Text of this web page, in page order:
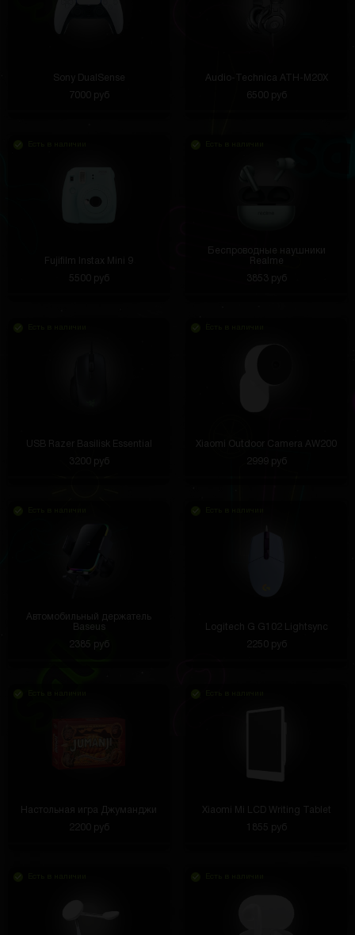
Sony DualSense
7000 руб
Audio-Technica ATH-M20X
6500 руб
Fujifilm Instax Mini 9
5500 руб
Беспроводные наушники
Realme
3853 руб
USB Razer Basilisk Essential
3200 руб
Xiaomi Outdoor Camera AW200
2999 руб
Автомобильный держатель
Baseus
2385 руб
Logitech G G102 Lightsync
2250 руб
Настольная игра Джуманджи
2200 руб
Xiaomi Mi LCD Writing Tablet
1855 руб